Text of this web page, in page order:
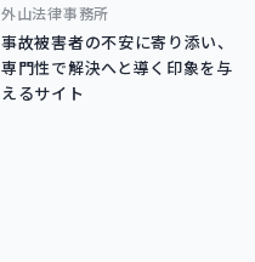
外山法律事務所
事故被害者の不安に寄り添い、
専門性で解決へと導く印象を与
えるサイト